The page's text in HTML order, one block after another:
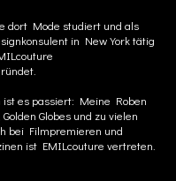
dort Mode studiert und als
in New York tätig
ist es passiert: Meine Roben
Globes und zu vielen
bei Filmpremieren und
ist EMILcouture vertreten.